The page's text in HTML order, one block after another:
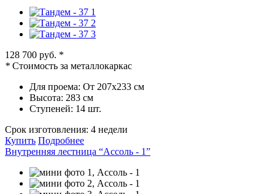
128 700 руб. *
* Стоимость за металлокаркас
Для проема: От 207х233 см
Высота: 283 см
Ступеней: 14 шт.
Срок изготовления: 4 недели
Купить Подробнее
Внутренняя лестница “Ассоль - 1”